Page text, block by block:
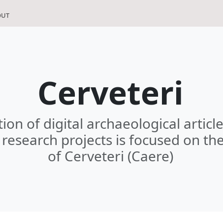
Cerveteri
of digital archaeological
projects is focused on
of Cerveteri (Caere)